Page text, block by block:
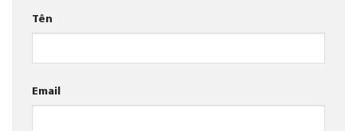
Tên
Email